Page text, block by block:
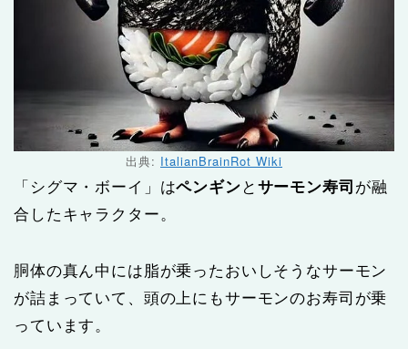
出典: ItalianBrainRot Wiki
「シグマ・ボーイ」はペンギン と サーモン寿司 が融
合したキャラクター。
胴体の真ん中には脂が乗ったおいしそうなサーモン
が詰まっていて、頭の上にもサーモンのお寿司が乗
っています。